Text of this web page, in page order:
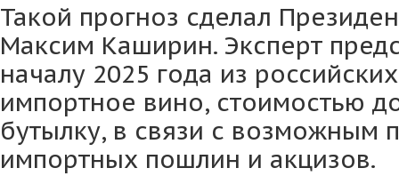
Такой прогноз сделал
Максим Каширин. Эксперт
началу 2025 года из
импортное вино, стоимостью
бутылку, в связи с возможным
импортных пошлин и акцизов.